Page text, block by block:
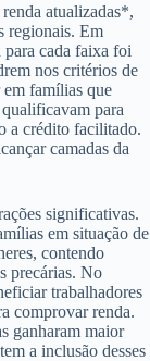
atualizadas*,
regionais. Em
para cada faixa foi
nos critérios de
famílias que
para
a crédito facilitado.
camadas da
significativas.
em situação de
contendo
precárias. No
trabalhadores
comprovar renda.
ganharam maior
a inclusão desses